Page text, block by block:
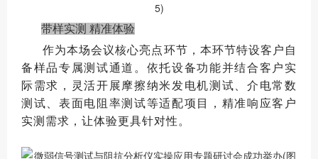
带样实测 精准体验
作为本场会议核心亮点环节，本环节特设客户自
备样品专属测试通道。依托设备功能并结合客户实
际需求，灵活开展摩擦纳米发电机测试、介电常数
测试、表面电阻率测试等适配项目，精准响应客户
实测需求，让体验更具针对性。